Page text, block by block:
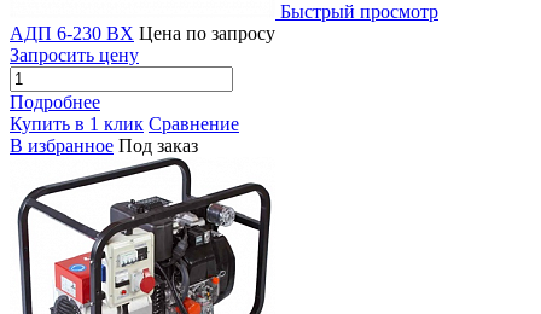
Быстрый просмотр
АДП 6-230 ВХ Цена по запросу
Запросить цену
Подробнее
Купить в 1 клик Сравнение
В избранное Под заказ